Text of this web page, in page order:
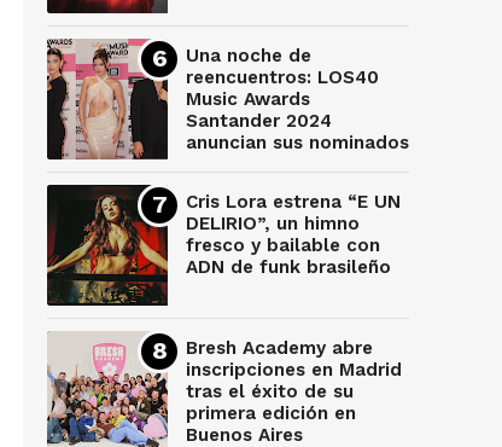
Una noche de
reencuentros: LOS40
Music Awards
Santander 2024
anuncian sus nominados
Cris Lora estrena “E UN
DELIRIO”, un himno
fresco y bailable con
ADN de funk brasileño
Bresh Academy abre
inscripciones en Madrid
tras el éxito de su
primera edición en
Buenos Aires